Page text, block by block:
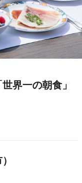
界一の朝食」